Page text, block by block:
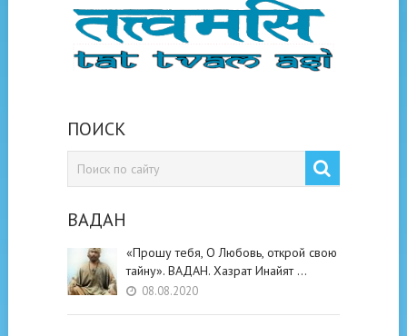
ПОИСК
ВАДАН
«Прошу тебя, О Любовь, открой свою
тайну». ВАДАН. Хазрат Инайят …
08.08.2020